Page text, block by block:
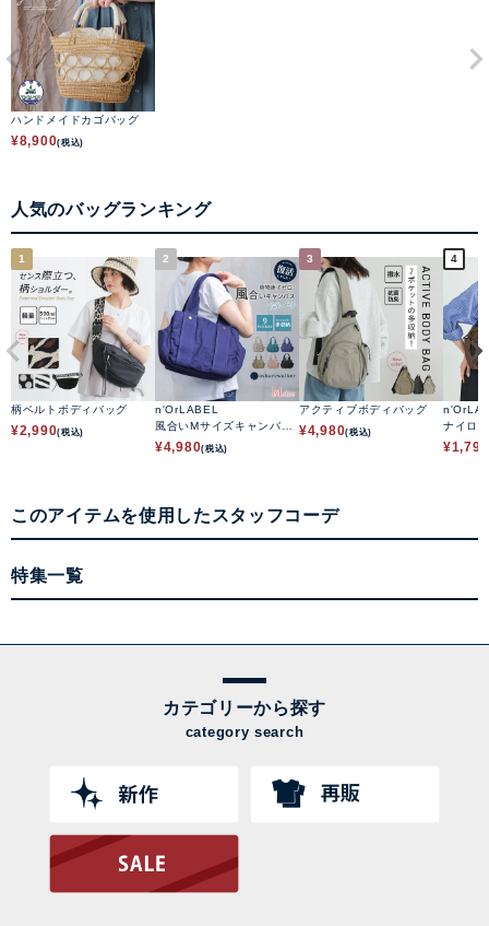
ハンドメイドカゴバッグ
¥8,900(税込)
人気のバッグランキング
1
柄ベルトボディバッグ
¥2,990(税込)
2
n'OrLABEL
風合いMサイズキャンバス
トートバッグ
¥4,980(税込)
3
アクティブボディバッグ
¥4,980(税込)
4
ナイロ
¥1,794
このアイテムを使用したスタッフコーデ
特集一覧
カテゴリーから探す
category search